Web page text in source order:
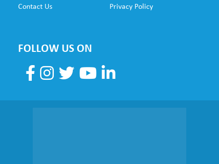
Contact Us
Privacy Policy
FOLLOW US ON